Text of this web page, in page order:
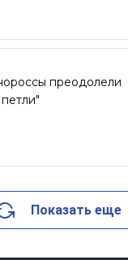
преодолели
Показать еще